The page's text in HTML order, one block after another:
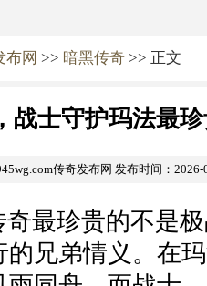
布网 >> 暗黑传奇 >> 正文
战士守护玛法最
传奇发布网 发布时间：2026-
最珍贵的不是
兄弟情义。在